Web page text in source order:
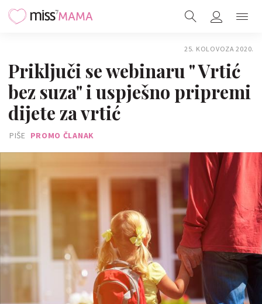
25. KOLOVOZA 2020.
Priključi se webinaru " Vrtić
bez suza" i uspješno pripremi
dijete za vrtić
PIŠE PROMO ČLANAK